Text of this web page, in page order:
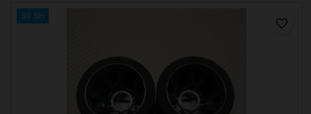
30 SH
favorite_border